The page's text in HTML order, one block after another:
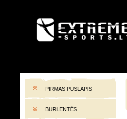
EXTREME-
PIRMAS PUSLAPIS
BURLENTĖS